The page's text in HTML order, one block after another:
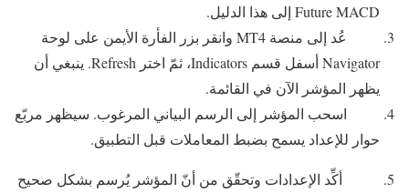
Future MACD إلى هذا الدليل.
عُد إلى منصة MT4 وانقر بزر الفأرة الأيمن على لوحة
Navigator أسفل قسم Indicators، ثمّ اختر Refresh. ينبغي أن
يظهر المؤشر الآن في القائمة.
اسحب المؤشر إلى الرسم البياني المرغوب. سيظهر مربّع
حوار للإعداد يسمح بضبط المعاملات قبل التطبيق.
5.
أكِّد الإعدادات وتحقّق من أنّ المؤشر يُرسم بشكل صحيح